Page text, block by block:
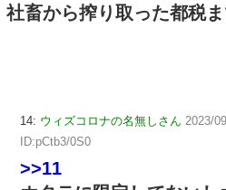
社畜から搾り取った都税ま
14: ウィズコロナの名無しさん 2023/
ID:pCtb3/0S0
>>11